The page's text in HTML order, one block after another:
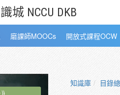
城 NCCU DKB
磨課師MOOCs 開放式課程OCW
知識庫 目錄